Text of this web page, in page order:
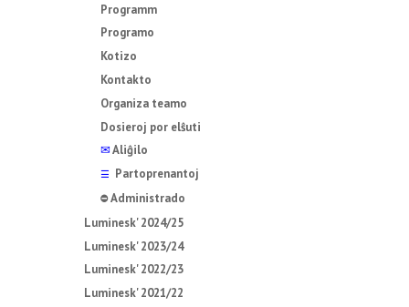
Programm
Programo
Kotizo
Kontakto
Organiza teamo
Dosieroj por elŝuti
✉Aliĝilo
☰ Partoprenantoj
⛔Administrado
Luminesk' 2024/25
Luminesk' 2023/24
Luminesk' 2022/23
Luminesk' 2021/22